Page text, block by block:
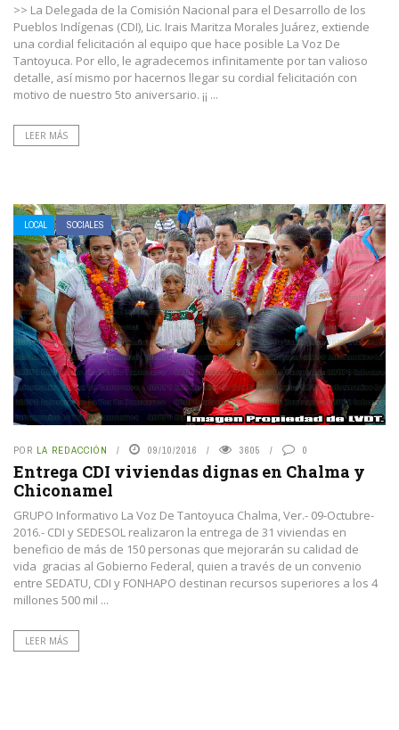
>> La Delegada de la Comisión Nacional para el Desarrollo de los
Pueblos Indígenas (CDI), Lic. Irais Maritza Morales Juárez, extiende
una cordial felicitación al equipo que hace posible La Voz De
Tantoyuca. Por ello, le agradecemos infinitamente por tan valioso
detalle, así mismo por hacernos llegar su cordial felicitación con
motivo de nuestro 5to aniversario. ¡¡ ...
LEER MÁS
LOCAL SOCIALES
POR LA REDACCIÓN 09/10/2016 3605 0
Entrega CDI viviendas dignas en Chalma y
Chiconamel
GRUPO Informativo La Voz De Tantoyuca Chalma, Ver.- 09-Octubre-
2016.- CDI y SEDESOL realizaron la entrega de 31 viviendas en
beneficio de más de 150 personas que mejorarán su calidad de
vida gracias al Gobierno Federal, quien a través de un convenio
entre SEDATU, CDI y FONHAPO destinan recursos superiores a los 4
millones 500 mil ...
LEER MÁS